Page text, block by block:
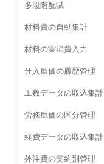
多段階配賦
材料費の自動集計
材料の実消費入力
仕入単価の履歴管理
工数データの取込集計
労務単価の区分管理
経費データの取込集計
外注費の契約別管理